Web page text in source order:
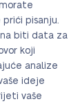
pisanju.
biti data za
koji
analize
ideje
vaše